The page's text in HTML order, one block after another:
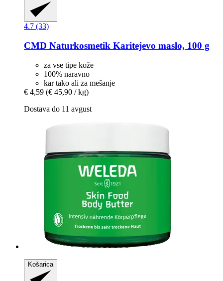
4.7 (33)
CMD Naturkosmetik Karitejevo maslo, 100 g
za vse tipe kože
100% naravno
kar tako ali za mešanje
€ 4,59 (€ 45,90 / kg)
Dostava do 11 avgust
Košarica